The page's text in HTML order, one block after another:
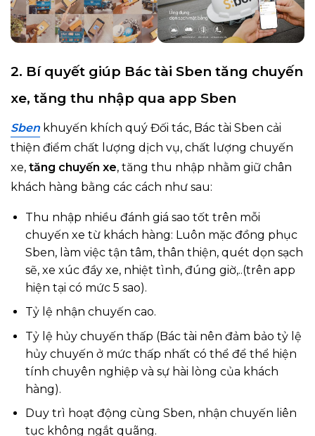
2. Bí quyết giúp Bác tài Sben tăng chuyến
xe, tăng thu nhập qua app Sben
Sben khuyến khích quý Đối tác, Bác tài Sben cải
thiện điểm chất lượng dịch vụ, chất lượng chuyến
xe, tăng chuyến xe, tăng thu nhập nhằm giữ chân
khách hàng bằng các cách như sau:
Thu nhập nhiều đánh giá sao tốt trên mỗi
chuyến xe từ khách hàng: Luôn mặc đồng phục
Sben, làm việc tận tâm, thân thiện, quét dọn sạch
sẽ, xe xúc đầy xe, nhiệt tình, đúng giờ,..(trên app
hiện tại có mức 5 sao).
Tỷ lệ nhận chuyến cao.
Tỷ lệ hủy chuyến thấp (Bác tài nên đảm bảo tỷ lệ
hủy chuyến ở mức thấp nhất có thể để thể hiện
tính chuyên nghiệp và sự hài lòng của khách
hàng).
Duy trì hoạt động cùng Sben, nhận chuyến liên
tục không ngắt quãng.